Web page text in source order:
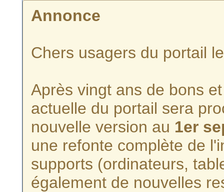
Annonce
Chers usagers du portail
Après vingt ans de bons
actuelle du portail sera
nouvelle version au 1er
une refonte complète de
supports (ordinateurs,
également de nouvelles